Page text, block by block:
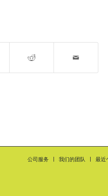
公司服务 我们的团队 最近